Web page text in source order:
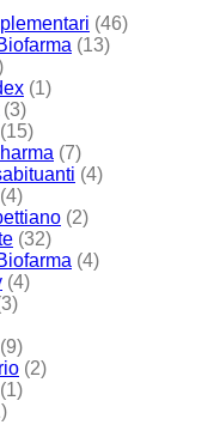
(46)
(13)
(1)
(3)
(15)
(7)
(4)
(4)
(2)
(32)
(4)
(4)
(9)
(2)
(1)